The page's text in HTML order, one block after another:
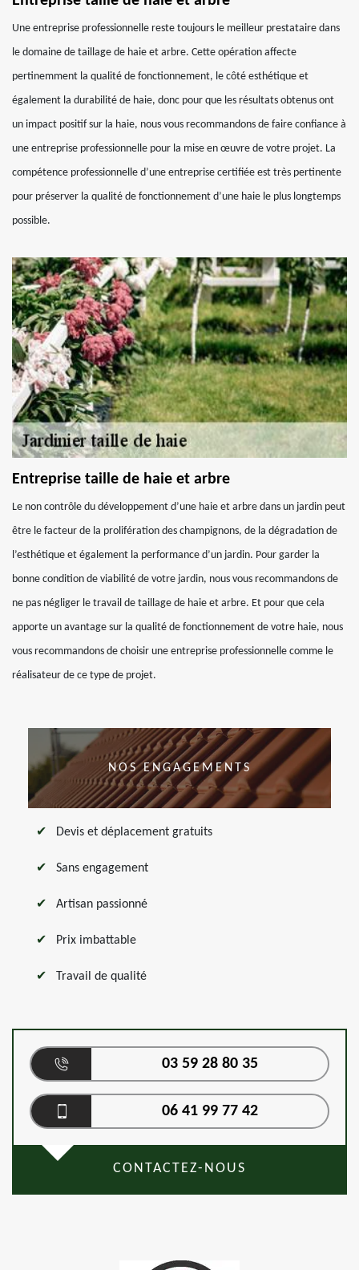
Une entreprise professionnelle reste toujours le meilleur prestataire dans
le domaine de taillage de haie et arbre. Cette opération affecte
pertinemment la qualité de fonctionnement, le côté esthétique et
également la durabilité de haie, donc pour que les résultats obtenus ont
un impact positif sur la haie, nous vous recommandons de faire confiance à
une entreprise professionnelle pour la mise en œuvre de votre projet. La
compétence professionnelle d’une entreprise certifiée est très pertinente
pour préserver la qualité de fonctionnement d’une haie le plus longtemps
possible.
Entreprise taille de haie et arbre
Le non contrôle du développement d’une haie et arbre dans un jardin peut
être le facteur de la prolifération des champignons, de la dégradation de
l’esthétique et également la performance d’un jardin. Pour garder la
bonne condition de viabilité de votre jardin, nous vous recommandons de
ne pas négliger le travail de taillage de haie et arbre. Et pour que cela
apporte un avantage sur la qualité de fonctionnement de votre haie, nous
vous recommandons de choisir une entreprise professionnelle comme le
réalisateur de ce type de projet.
NOS ENGAGEMENTS
Devis et déplacement gratuits
Sans engagement
Artisan passionné
Prix imbattable
Travail de qualité
03 59 28 80 35
06 41 99 77 42
CONTACTEZ-NOUS